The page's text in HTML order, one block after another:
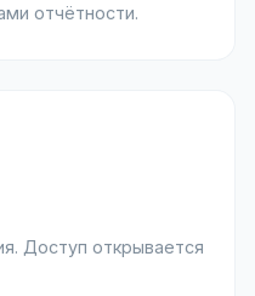
отчётности.
Доступ открывается